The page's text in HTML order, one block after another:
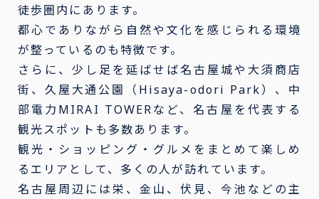
徒歩圏内にあります。
都心でありながら自然や文化を感じられる環境
が整っているのも特徴です。
さらに、少し足を延ばせば名古屋城や大須商店
街、久屋大通公園（Hisaya-odori Park）、中
部電力MIRAI TOWERなど、名古屋を代表する
観光スポットも多数あります。
観光・ショッピング・グルメをまとめて楽しめ
るエリアとして、多くの人が訪れています。
名古屋周辺には栄、金山、伏見、今池などの主